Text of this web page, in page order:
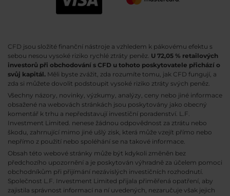
CFD jsou složité finanční nástroje a vzhledem k pákovému efektu s
sebou nesou vysoké riziko rychlé ztráty peněz. U 72,05 % retailových
investorů při obchodování s CFD u tohoto poskytovatele přichází o
svůj kapitál. Měli byste zvážit, zda rozumíte tomu, jak CFD fungují, a
zda si můžete dovolit podstoupit vysoké riziko ztráty svých peněz.
Všechny názory, novinky, výzkumy, analýzy, ceny nebo jiné informace
obsažené na webovách stránkách jsou poskytovány jako obecný
komentář k trhu a nepředstavují investiční poradenství. L.F.
Investment Limited. nenese žádnou odpovědnost za ztrátu nebo
škodu, zahrnující mimo jiné ušlý zisk, která může vzejít přímo nebo
nepřímo z použití nebo spoléhání se na takové informace.
Obsah této webové stránky může být kdykoli změněn bez
předchozího upozornění a je poskytován výhradně za účelem pomoci
obchodníkům při přijímání nezávislých investičních rozhodnutí.
Společnost L.F. Investment Limited přijala přiměřená opatření, aby
zajistila správnost informací na ní uvedených, nezaručuje však jejich